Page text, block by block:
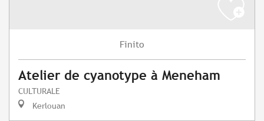
Finito
Atelier de cyanotype à Meneham
CULTURALE
Kerlouan